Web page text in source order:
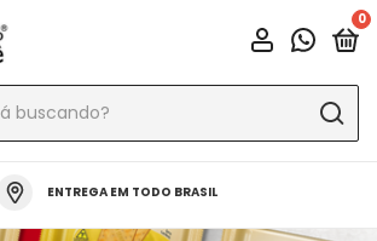
0
ENTREGA EM TODO BRASIL